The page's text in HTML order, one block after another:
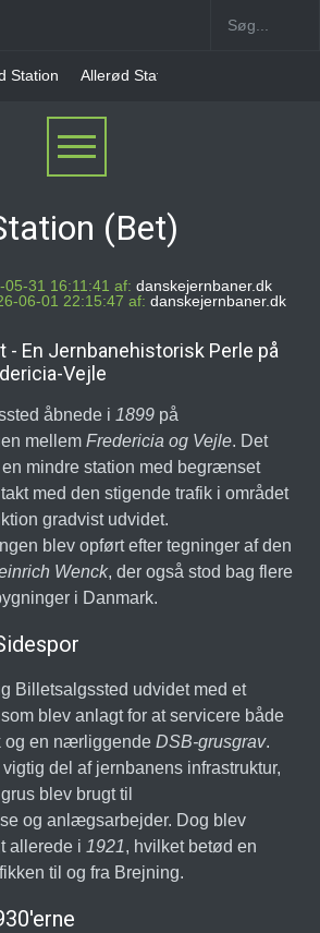
Favrholm Station
(Bet)
31 16:11:41 af: danskejernbaner.dk
06-01 22:15:47 af: danskejernbaner.dk
En Jernbanehistorisk Perle på
Vejle
åbnede i 1899 på
mellemFredericia og Vejle. Det
mindre station med begrænset
med den stigende trafik i området
gradvist udvidet.
blev opført efter tegninger af den
Wenck, der også stod bag flere
i Danmark.
Billetsalgssted udvidet med et
blev anlagt for at servicere både
og en nærliggendeDSB-grusgrav.
del af jernbanens infrastruktur,
blev brugt til
og anlægsarbejder. Dog blev
allerede i 1921, hvilket betød en
til og fra Brejning.